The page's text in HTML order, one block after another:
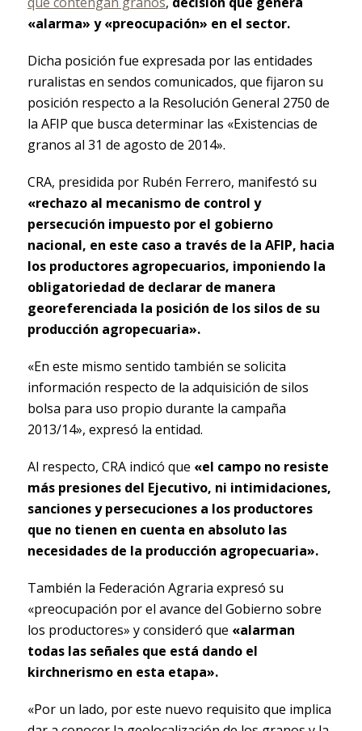
«alarma» y «preocupación» en el sector.
Dicha posición fue expresada por las entidades
ruralistas en sendos comunicados, que fijaron su
posición respecto a la Resolución General 2750 de
la AFIP que busca determinar las «Existencias de
granos al 31 de agosto de 2014».
CRA, presidida por Rubén Ferrero, manifestó su
«rechazo al mecanismo de control y
persecución impuesto por el gobierno
nacional, en este caso a través de la AFIP, hacia
los productores agropecuarios, imponiendo la
obligatoriedad de declarar de manera
georeferenciada la posición de los silos de su
producción agropecuaria».
«En este mismo sentido también se solicita
información respecto de la adquisición de silos
bolsa para uso propio durante la campaña
2013/14», expresó la entidad.
Al respecto, CRA indicó que «el campo no resiste
más presiones del Ejecutivo, ni intimidaciones,
sanciones y persecuciones a los productores
que no tienen en cuenta en absoluto las
necesidades de la producción agropecuaria».
También la Federación Agraria expresó su
«preocupación por el avance del Gobierno sobre
los productores» y consideró que «alarman
todas las señales que está dando el
kirchnerismo en esta etapa».
«Por un lado, por este nuevo requisito que implica